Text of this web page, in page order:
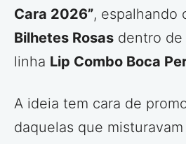
Cara 2026”, espalhando
Bilhetes Rosas dentro de
linha Lip Combo Boca
A ideia tem cara de
daquelas que